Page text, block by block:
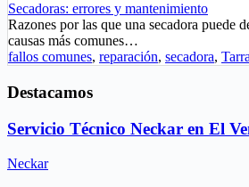
Secadoras: errores y mantenimiento
Razones por las que una secadora puede
causas más comunes…
fallos comunes, reparación, secadora,
Destacamos
Servicio Técnico Neckar en El
Neckar